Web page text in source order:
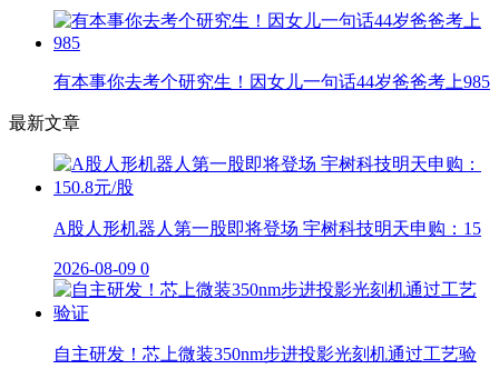
有本事你去考个研究生！因女儿一句话44岁爸爸考上985
最新文章
A股人形机器人第一股即将登场 宇树科技明天申购：15
2026-08-09 0
自主研发！芯上微装350nm步进投影光刻机通过工艺验